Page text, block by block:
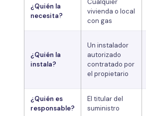
¿Quién la
necesita?
Cualquier
vivienda o local
con gas
¿Quién la
instala?
Un instalador
autorizado
contratado por
el propietario
¿Quién es
responsable?
El titular del
suministro